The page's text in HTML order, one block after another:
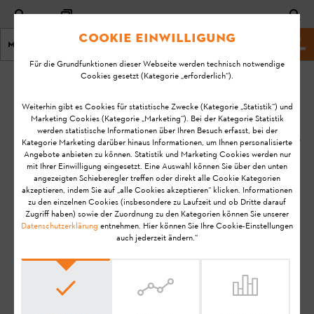
Menu Shop
KA-07006
Wie und wie oft
schärfe ich ein
Rasenmähermesser?
Rasenmäher
STIHL iMOW®
STIHL iMOW® EVO
STIHL RMI 422 (VIKING MI 422)
STIHL RMI 422 PC (VIKING MI 422 PC)
STIHL RMI 522 C
STIHL RMI 632 (VIKING MI 632)
Geändert
am:
12.09.2024
FAQ
Bedienung
Cookie Einwilligung
Für die Grundfunktionen dieser Webseite werden technisch notwendige
Cookies gesetzt (Kategorie „erforderlich“).
Weiterhin gibt es Cookies für statistische Zwecke (Kategorie „Statistik“) und
Marketing Cookies (Kategorie „Marketing“). Bei der Kategorie Statistik
werden statistische Informationen über Ihren Besuch erfasst, bei der
Kategorie Marketing darüber hinaus Informationen, um Ihnen personalisierte
Angebote anbieten zu können. Statistik und Marketing Cookies werden nur
mit Ihrer Einwilligung eingesetzt. Eine Auswahl können Sie über den unten
angezeigten Schieberegler treffen oder direkt alle Cookie Kategorien
akzeptieren, indem Sie auf „alle Cookies akzeptieren“ klicken. Informationen
zu den einzelnen Cookies (insbesondere zu Laufzeit und ob Dritte darauf
Zugriff haben) sowie der Zuordnung zu den Kategorien können Sie unserer
Datenschutzerklärung entnehmen. Hier können Sie Ihre Cookie-Einstellungen
auch jederzeit ändern.“